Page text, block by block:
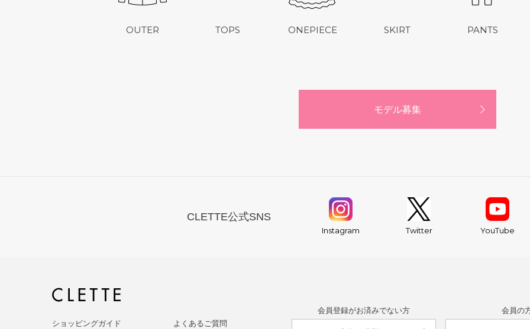
OUTER TOPS ONEPIECE SKIRT PANTS
モデル募集
CLETTE公式SNS
Instagram Twitter YouTube
会員登録がお済みでない方 会員の
ショッピングガイド よくあるご質問